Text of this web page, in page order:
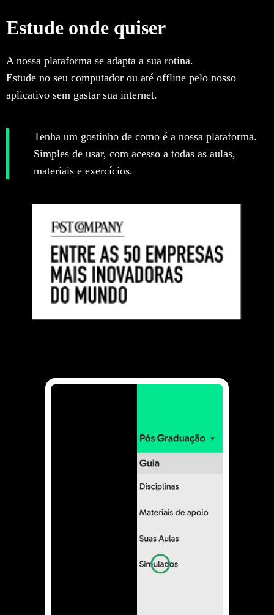
Estude onde quiser
A nossa plataforma se adapta a sua rotina.
Estude no seu computador ou até offline pelo nosso
aplicativo sem gastar sua internet.
Tenha um gostinho de como é a nossa plataforma.
Simples de usar, com acesso a todas as aulas,
materiais e exercícios.